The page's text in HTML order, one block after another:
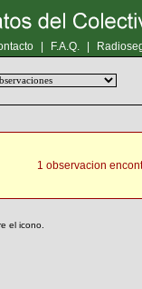
F.A.Q.
1 observacion
el icono.